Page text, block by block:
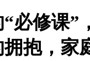
必修课”
抱，家